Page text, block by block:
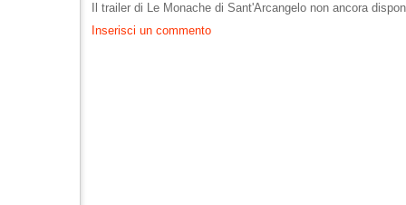
Il trailer di Le Monache di Sant'Arcangelo non ancora
Inserisci un commento